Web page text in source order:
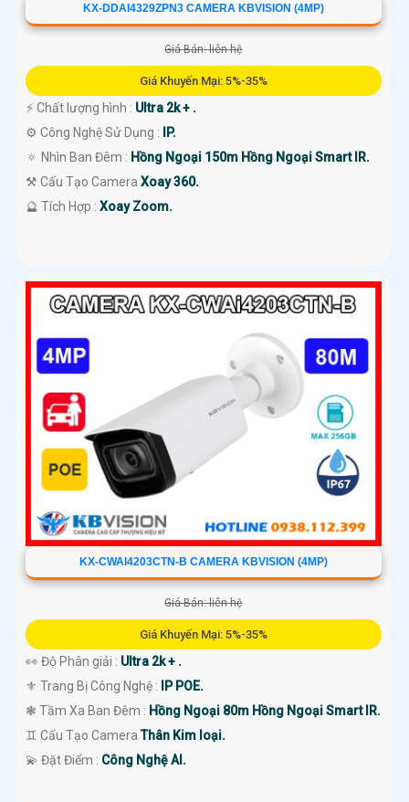
KX-DDAI4329ZPN3 CAMERA KBVISION (4MP)
Giá Bán: liên hệ
Giá Khuyến Mại: 5%-35%
️⚡ Chất lượng hình : Ultra 2k + .
⚙ Công Nghệ Sử Dụng : IP.
🔅 Nhìn Ban Đêm : Hồng Ngoại 150m Hồng Ngoại Smart IR.
⚒ Cấu Tạo Camera Xoay 360.
️🔮 Tích Hợp : Xoay Zoom.
KX-CWAI4203CTN-B CAMERA KBVISION (4MP)
Giá Bán: liên hệ
Giá Khuyến Mại: 5%-35%
👀 Độ Phân giải : Ultra 2k + .
⚜️ Trang Bị Công Nghệ : IP POE.
❃ Tầm Xa Ban Đêm : Hồng Ngoại 80m Hồng Ngoại Smart IR.
♊ Cấu Tạo CameraThân Kim loại.
️💫 Đặt Điểm : Công Nghệ AI.